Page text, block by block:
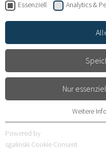
47 26
Essenziell Analytics &
Nur
Essenzielle Cookies werden für
benötigt. Dadurch ist
Weitere
Powered by
sgalinski Cookie Consent